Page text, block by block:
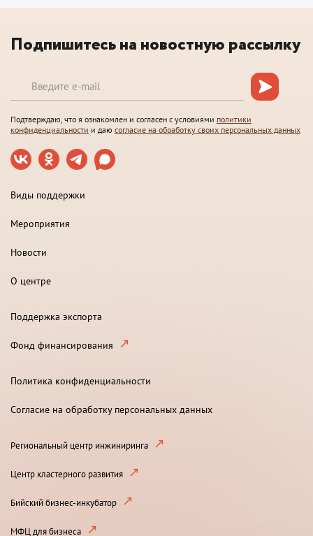
Подпишитесь на новостную рассылку
Подтверждаю, что я ознакомлен и согласен с условиями политики
конфиденциальности и даю согласие на обработку своих персональных данных
Виды поддержки
Мероприятия
Новости
О центре
Поддержка экспорта
Фонд финансирования
Политика конфиденциальности
Согласие на обработку персональных данных
Региональный центр инжиниринга
Центр кластерного развития
Бийский бизнес-инкубатор
МФЦ для бизнеса